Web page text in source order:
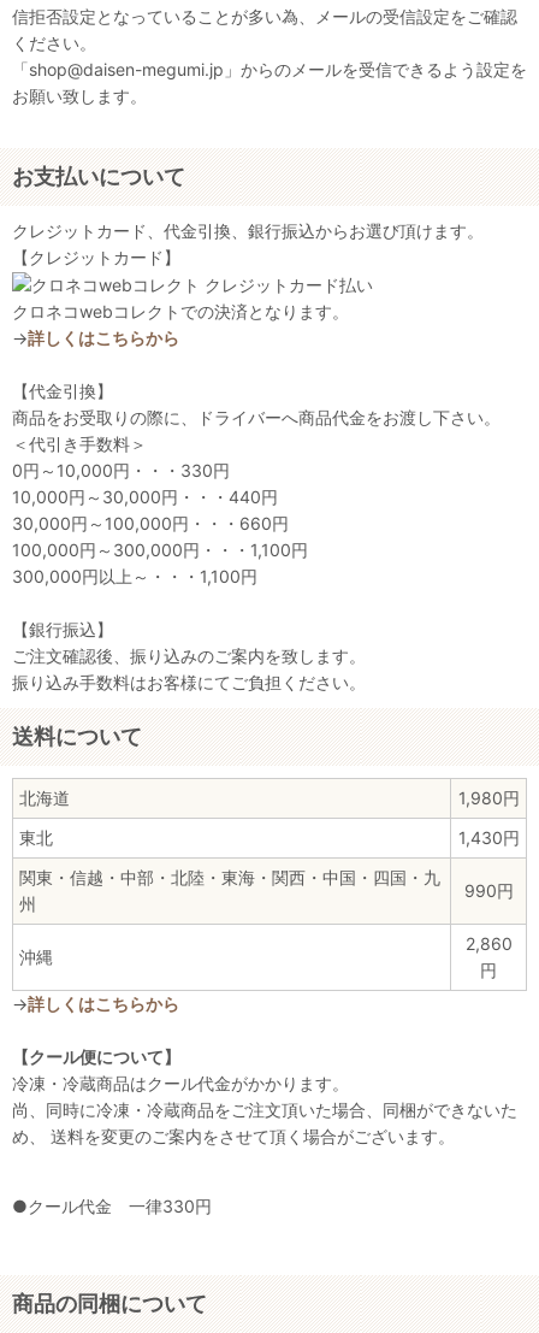
信拒否設定となっていることが多い為、メールの受信設定をご確認
ください。
「shop@daisen-megumi.jp」からのメールを受信できるよう設定を
お願い致します。
お支払いについて
クレジットカード、代金引換、銀行振込からお選び頂けます。
【クレジットカード】
クロネコwebコレクトでの決済となります。
→詳しくはこちらから
【代金引換】
商品をお受取りの際に、ドライバーへ商品代金をお渡し下さい。
＜代引き手数料＞
0円～10,000円・・・330円
10,000円～30,000円・・・440円
30,000円～100,000円・・・660円
100,000円～300,000円・・・1,100円
300,000円以上～・・・1,100円
【銀行振込】
ご注文確認後、振り込みのご案内を致します。
振り込み手数料はお客様にてご負担ください。
送料について
北海道
1,980円
東北
1,430円
関東・信越・中部・北陸・東海・関西・中国・四国・九
州
990円
沖縄
2,860
円
→詳しくはこちらから
【クール便について】
冷凍・冷蔵商品はクール代金がかかります。
尚、同時に冷凍・冷蔵商品をご注文頂いた場合、同梱ができないた
め、 送料を変更のご案内をさせて頂く場合がございます。
●クール代金 一律330円
商品の同梱について